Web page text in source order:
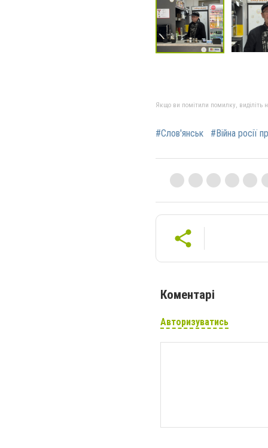
Якщо ви помітили помилку, виділіть
#Слов'янськ #Війна росії
Коментарі
Авторизуватись